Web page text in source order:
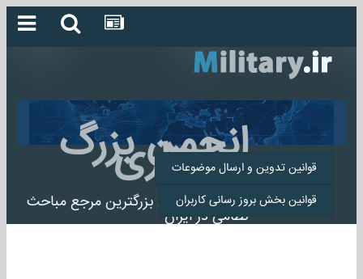
انجمن بزرگ
میلیتاری
انجمن میلیتاری بزرگترین مرجع مباحث
نظامی در ایران
قوانین تدوین و ارسال موضوعات
قوانین بخش بروز رسانی کاربران